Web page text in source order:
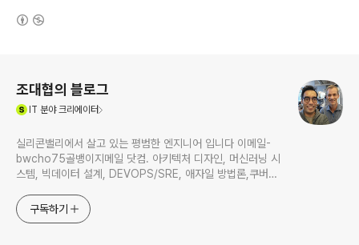
조대협의 블로그
IT 분야 크리에이터
실리콘밸리에서 살고 있는 평범한 엔지니어 입니다 이메일-
bwcho75골뱅이지메일 닷컴. 아키텍처 디자인, 머신러닝 시
스템, 빅데이터 설계, DEVOPS/SRE, 애자일 방법론,쿠버네
한 기술 멘토링과 강의 진행합니다. Linkedin :
https://www.linkedin.com/in/terrycho75/
구독하기